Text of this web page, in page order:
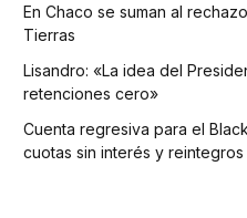
En Chaco se suman al
Tierras
Lisandro: «La idea del
retenciones cero»
Cuenta regresiva para el
cuotas sin interés y reintegros